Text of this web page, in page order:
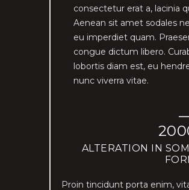
consectetur erat a, lacinia
Aenean sit amet sodales
eu imperdiet quam.
congue dictum libero.
lobortis diam est, eu
nunc viverra vitae.
ALTERATION IN
Proin tincidunt porta enim,